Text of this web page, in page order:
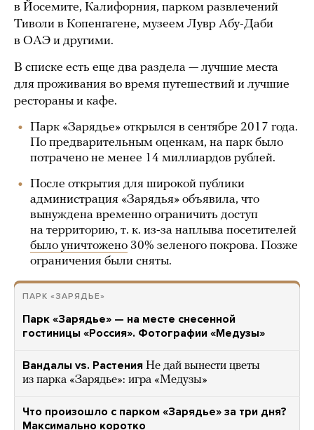
в Йосемите, Калифорния, парком развлечений
Тиволи в Копенгагене, музеем Лувр Абу-Даби
в ОАЭ и другими.
В списке есть еще два раздела — лучшие места
для проживания во время путешествий и лучшие
рестораны и кафе.
Парк «Зарядье» открылся в сентябре 2017 года.
По предварительным оценкам, на парк было
потрачено не менее 14 миллиардов рублей.
После открытия для широкой публики
администрация «Зарядья» объявила, что
вынуждена временно ограничить доступ
на территорию, т. к. из-за наплыва посетителей
было уничтожено 30% зеленого покрова. Позже
ограничения были сняты.
ПАРК «ЗАРЯДЬЕ»
Парк «Зарядье» — на месте снесенной
гостиницы «Россия». Фотографии «Медузы»
Вандалы vs. Растения Не дай вынести цветы
из парка «Зарядье»: игра «Медузы»
Что произошло с парком «Зарядье» за три дня?
Максимально коротко